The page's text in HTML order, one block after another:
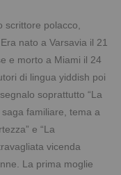
scrittore polacco,
nato a Varsavia il 21
e morto a Miami il 24
di lingua yiddish poi
soprattutto “La
familiare, tema a
e “La
vicenda
La prima moglie